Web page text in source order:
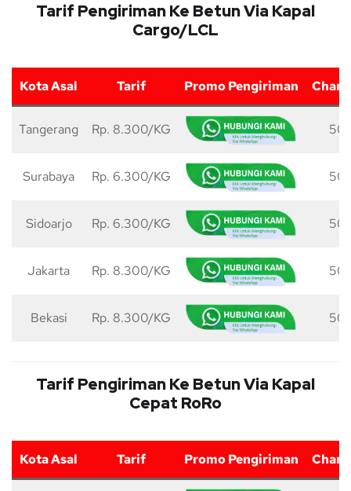
Tarif Pengiriman Ke Betun Via Kapal
Cargo/LCL
Kota Asal Tarif Promo Pengiriman
Tangerang Rp. 8.300/KG 50
Surabaya Rp. 6.300/KG 50
Sidoarjo Rp. 6.300/KG 50
Jakarta Rp. 8.300/KG 50
Bekasi Rp. 8.300/KG 50
Tarif Pengiriman Ke Betun Via Kapal
Cepat RoRo
Kota Asal Tarif Promo Pengiriman